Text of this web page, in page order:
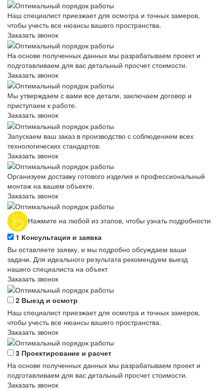
Наш специалист приезжает для осмотра и точных замеров,
чтобы учесть все нюансы вашего пространства.
Заказать звонок
На основе полученных данных мы разрабатываем проект и
подготавливаем для вас детальный просчет стоимости.
Заказать звонок
Мы утверждаем с вами все детали, заключаем договор и
приступаем к работе.
Заказать звонок
Запускаем ваш заказ в производство с соблюдением всех
технологических стандартов.
Заказать звонок
Организуем доставку готового изделия и профессиональный
монтаж на вашем объекте.
Заказать звонок
Нажмите на любой из этапов, чтобы узнать подробности
1 Консультация и заявка
Вы оставляете заявку, и мы подробно обсуждаем ваши
задачи. Для идеального результата рекомендуем выезд
нашего специалиста на объект
Заказать звонок
2 Выезд и осмотр
Наш специалист приезжает для осмотра и точных замеров,
чтобы учесть все нюансы вашего пространства.
Заказать звонок
3 Проектирование и расчет
На основе полученных данных мы разрабатываем проект и
подготавливаем для вас детальный просчет стоимости.
Заказать звонок